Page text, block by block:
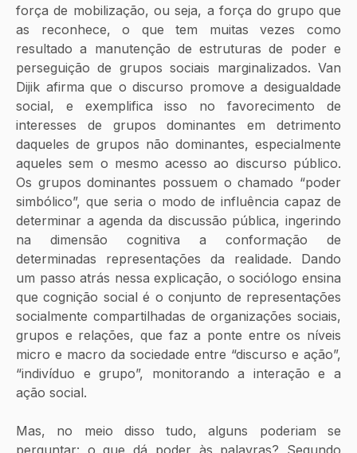
força de mobilização, ou seja, a força do grupo que
as reconhece, o que tem muitas vezes como
resultado a manutenção de estruturas de poder e
perseguição de grupos sociais marginalizados. Van
Dijik afirma que o discurso promove a desigualdade
social, e exemplifica isso no favorecimento de
interesses de grupos dominantes em detrimento
daqueles de grupos não dominantes, especialmente
aqueles sem o mesmo acesso ao discurso público.
Os grupos dominantes possuem o chamado “poder
simbólico”, que seria o modo de influência capaz de
determinar a agenda da discussão pública, ingerindo
na dimensão cognitiva a conformação de
determinadas representações da realidade. Dando
um passo atrás nessa explicação, o sociólogo ensina
que cognição social é o conjunto de representações
socialmente compartilhadas de organizações sociais,
grupos e relações, que faz a ponte entre os níveis
micro e macro da sociedade entre “discurso e ação”,
“indivíduo e grupo”, monitorando a interação e a
ação social.
Mas, no meio disso tudo, alguns poderiam se
perguntar: o que dá poder às palavras? Segundo